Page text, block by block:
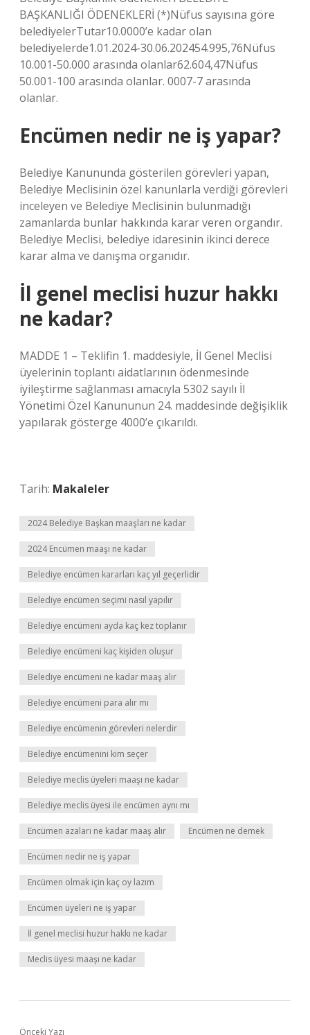
BAŞKANLIĞI ÖDENEKLERİ (*)Nüfus sayısına göre
belediyelerTutar10.0000’e kadar olan
belediyelerde1.01.2024-30.06.202454.995,76Nüfus
10.001-50.000 arasında olanlar62.604,47Nüfus
50.001-100 arasında olanlar. 0007-7 arasında
olanlar.
Encümen nedir ne iş yapar?
Belediye Kanununda gösterilen görevleri yapan,
Belediye Meclisinin özel kanunlarla verdiği görevleri
inceleyen ve Belediye Meclisinin bulunmadığı
zamanlarda bunlar hakkında karar veren organdır.
Belediye Meclisi, belediye idaresinin ikinci derece
karar alma ve danışma organıdır.
İl genel meclisi huzur hakkı
ne kadar?
MADDE 1 – Teklifin 1. maddesiyle, İl Genel Meclisi
üyelerinin toplantı aidatlarının ödenmesinde
iyileştirme sağlanması amacıyla 5302 sayılı İl
Yönetimi Özel Kanununun 24. maddesinde değişiklik
yapılarak gösterge 4000’e çıkarıldı.
Tarih: Makaleler
2024 Belediye Başkan maaşları ne kadar
2024 Encümen maaşı ne kadar
Belediye encümen kararları kaç yıl geçerlidir
Belediye encümen seçimi nasıl yapılır
Belediye encümeni ayda kaç kez toplanır
Belediye encümeni kaç kişiden oluşur
Belediye encümeni ne kadar maaş alır
Belediye encümeni para alır mı
Belediye encümenin görevleri nelerdir
Belediye encümenini kim seçer
Belediye meclis üyeleri maaşı ne kadar
Belediye meclis üyesi ile encümen aynı mı
Encümen azaları ne kadar maaş alır Encümen ne demek
Encümen nedir ne iş yapar
Encümen olmak için kaç oy lazım
Encümen üyeleri ne iş yapar
İl genel meclisi huzur hakkı ne kadar
Meclis üyesi maaşı ne kadar
Önceki Yazı